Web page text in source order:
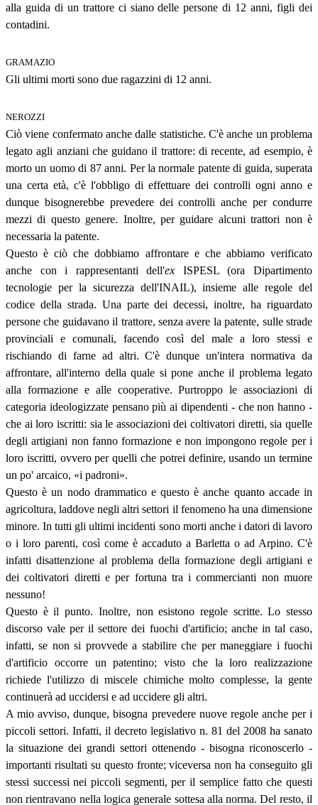
alla guida di un trattore ci siano delle persone di 12 anni, figli dei
contadini.
GRAMAZIO
Gli ultimi morti sono due ragazzini di 12 anni.
NEROZZI
Ciò viene confermato anche dalle statistiche. C'è anche un problema
legato agli anziani che guidano il trattore: di recente, ad esempio, è
morto un uomo di 87 anni. Per la normale patente di guida, superata
una certa età, c'è l'obbligo di effettuare dei controlli ogni anno e
dunque bisognerebbe prevedere dei controlli anche per condurre
mezzi di questo genere. Inoltre, per guidare alcuni trattori non è
necessaria la patente.
Questo è ciò che dobbiamo affrontare e che abbiamo verificato
anche con i rappresentanti dell'ex ISPESL (ora Dipartimento
tecnologie per la sicurezza dell'INAIL), insieme alle regole del
codice della strada. Una parte dei decessi, inoltre, ha riguardato
persone che guidavano il trattore, senza avere la patente, sulle strade
provinciali e comunali, facendo così del male a loro stessi e
rischiando di farne ad altri. C'è dunque un'intera normativa da
affrontare, all'interno della quale si pone anche il problema legato
alla formazione e alle cooperative. Purtroppo le associazioni di
categoria ideologizzate pensano più ai dipendenti - che non hanno -
che ai loro iscritti: sia le associazioni dei coltivatori diretti, sia quelle
degli artigiani non fanno formazione e non impongono regole per i
loro iscritti, ovvero per quelli che potrei definire, usando un termine
un po' arcaico, «i padroni».
Questo è un nodo drammatico e questo è anche quanto accade in
agricoltura, laddove negli altri settori il fenomeno ha una dimensione
minore. In tutti gli ultimi incidenti sono morti anche i datori di lavoro
o i loro parenti, così come è accaduto a Barletta o ad Arpino. C'è
infatti disattenzione al problema della formazione degli artigiani e
dei coltivatori diretti e per fortuna tra i commercianti non muore
nessuno!
Questo è il punto. Inoltre, non esistono regole scritte. Lo stesso
discorso vale per il settore dei fuochi d'artificio; anche in tal caso,
infatti, se non si provvede a stabilire che per maneggiare i fuochi
d'artificio occorre un patentino; visto che la loro realizzazione
richiede l'utilizzo di miscele chimiche molto complesse, la gente
continuerà ad uccidersi e ad uccidere gli altri.
A mio avviso, dunque, bisogna prevedere nuove regole anche per i
piccoli settori. Infatti, il decreto legislativo n. 81 del 2008 ha sanato
la situazione dei grandi settori ottenendo - bisogna riconoscerlo -
importanti risultati su questo fronte; viceversa non ha conseguito gli
stessi successi nei piccoli segmenti, per il semplice fatto che questi
non rientravano nella logica generale sottesa alla norma. Del resto, il